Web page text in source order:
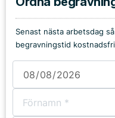
Senast nästa arbetsdag
begravningstid